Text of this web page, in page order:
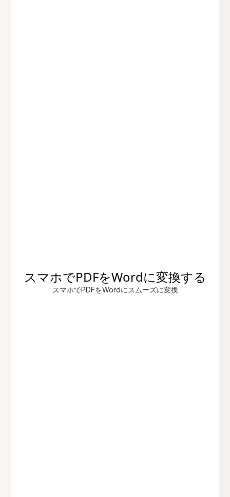
スマホでPDFをWordに変換する
スマホでPDFをWordにスムーズに変換